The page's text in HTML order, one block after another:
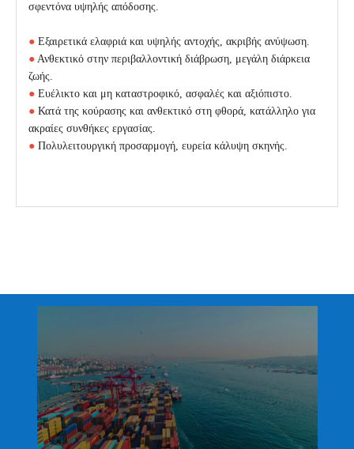
σφεντόνα υψηλής απόδοσης.
● Εξαιρετικά ελαφριά και υψηλής αντοχής, ακριβής ανύψωση.
● Ανθεκτικό στην περιβαλλοντική διάβρωση, μεγάλη διάρκεια
ζωής.
● Ευέλικτο και μη καταστροφικό, ασφαλές και αξιόπιστο.
● Κατά της κούρασης και ανθεκτικό στη φθορά, κατάλληλο για
ακραίες συνθήκες εργασίας.
● Πολυλειτουργική προσαρμογή, ευρεία κάλυψη σκηνής.